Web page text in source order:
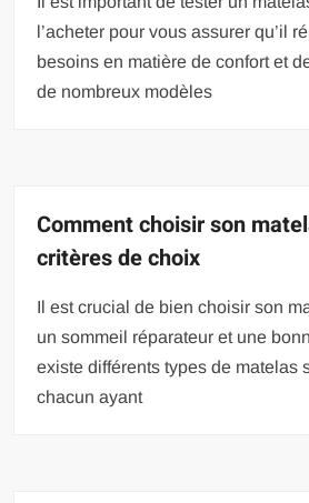
l’acheter pour vous assurer qu’il
besoins en matière de confort et
de nombreux modèles
Comment choisir son
critères de choix
Il est crucial de bien choisir son
un sommeil réparateur et une
existe différents types de matelas
chacun ayant